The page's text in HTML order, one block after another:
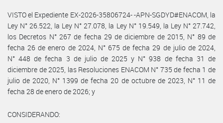
VISTO el Expediente EX-2026-35806724- -APN-SGDYD#ENACOM, la
Ley N° 26.522, la Ley N° 27.078, la Ley N° 19.549, la Ley N° 27.742,
los Decretos N° 267 de fecha 29 de diciembre de 2015, N° 89 de
fecha 26 de enero de 2024, N° 675 de fecha 29 de julio de 2024,
N° 448 de fecha 3 de julio de 2025 y N° 938 de fecha 31 de
diciembre de 2025, las Resoluciones ENACOM N° 735 de fecha 1 de
julio de 2020, N° 1399 de fecha 20 de octubre de 2023, N° 11 de
fecha 28 de enero de 2026; y
CONSIDERANDO: